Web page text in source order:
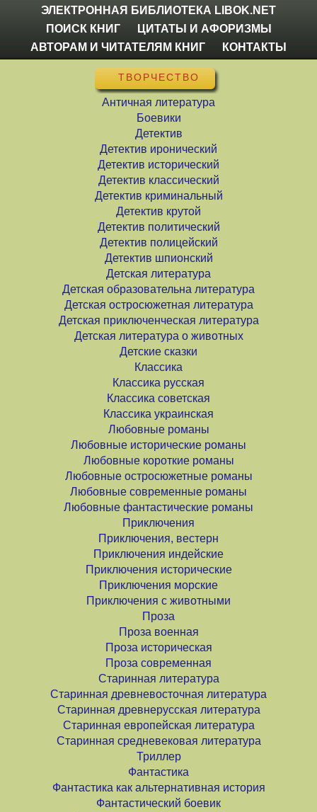
ЭЛЕКТРОННАЯ БИБЛИОТЕКА LIBOK.NET
ПОИСК КНИГ
ЦИТАТЫ И АФОРИЗМЫ
АВТОРАМ И ЧИТАТЕЛЯМ КНИГ
КОНТАКТЫ
ТВОРЧЕСТВО
Античная литература
Боевики
Детектив
Детектив иронический
Детектив исторический
Детектив классический
Детектив криминальный
Детектив крутой
Детектив политический
Детектив полицейский
Детектив шпионский
Детская литература
Детская образовательна литература
Детская остросюжетная литература
Детская приключенческая литература
Детская литература о животных
Детские сказки
Классика
Классика русская
Классика советская
Классика украинская
Любовные романы
Любовные исторические романы
Любовные короткие романы
Любовные остросюжетные романы
Любовные современные романы
Любовные фантастические романы
Приключения
Приключения, вестерн
Приключения индейские
Приключения исторические
Приключения морские
Приключения с животными
Проза
Проза военная
Проза историческая
Проза современная
Старинная литература
Старинная древневосточная литература
Старинная древнерусская литература
Старинная европейская литература
Старинная средневековая литература
Триллер
Фантастика
Фантастика как альтернативная история
Фантастический боевик